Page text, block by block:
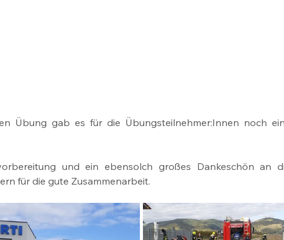
Übung gab es für die Übungsteilnehmer:Innen noch
und ein ebensolch großes Dankeschön an
für die gute Zusammenarbeit.